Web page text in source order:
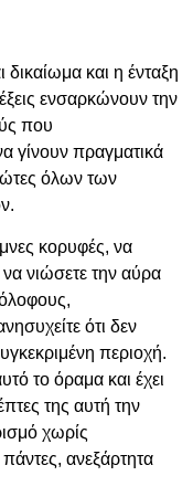
και η ένταξη
ενσαρκώνουν την
που
γίνουν πραγματικά
όλων των
κορυφές, να
νιώσετε την αύρα
ότι δεν
περιοχή.
το όραμα και έχει
της αυτή την
χωρίς
ανεξάρτητα